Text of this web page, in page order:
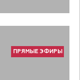
ПРЯМЫЕ ЭФИРЫ